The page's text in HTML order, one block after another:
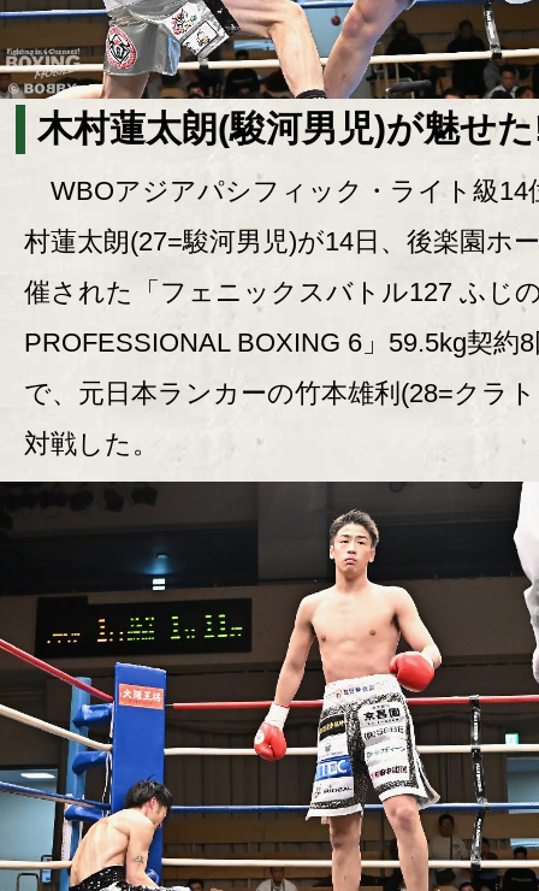
木村蓮太朗(駿河男児)が魅せ
WBOアジアパシフィック・ライト級14
村蓮太朗(27=駿河男児)が14日、後楽園ホ
催された「フェニックスバトル127 ふじ
PROFESSIONAL BOXING 6」59.5kg契約
で、元日本ランカーの竹本雄利(28=クラ
対戦した。